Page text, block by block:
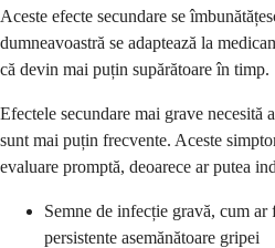
Aceste efecte secundare se
dumneavoastră se adaptează la
că devin mai puțin supărătoare în timp.
Efectele secundare mai grave necesită
sunt mai puțin frecvente. Aceste
evaluare promptă, deoarece ar putea
Semne de infecție gravă, cum
persistente asemănătoare gripei